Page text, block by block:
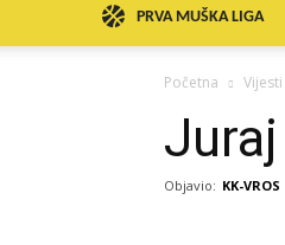
PRVA MUŠKA LIGA
Početna Vijesti
Objavio: KK-VROS